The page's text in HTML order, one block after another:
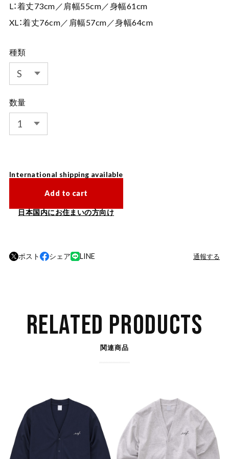
L：着丈73cm／肩幅55cm／身幅61cm
XL：着丈76cm／肩幅57cm／身幅64cm
種類
数量
International shipping available
Add to cart
日本国内にお住まいの方向け
ポスト シェア LINE 通報する
RELATED PRODUCTS
関連商品